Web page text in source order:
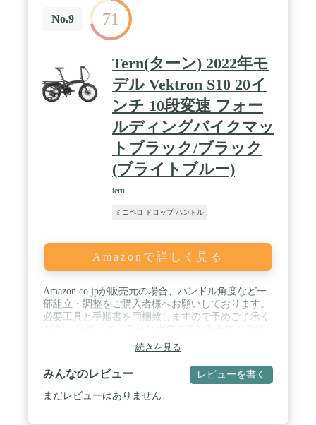
No.9 71
Tern(ターン) 2022年モ
デル Vektron S10 20イ
ンチ 10段変速 フォー
ルディングバイクマッ
トブラック/ブラック
(ブライトブルー)
tern
ミニベロ ドロップ ハンドル
Amazonで詳しく見る
Amazon.co.jpが販売元の場合、ハンドル角度など一
部組立・調整をご購入者様へお願いしております。
必要工具と手順書を同梱致しますので予めご了承く
合があります。●記載されている仕様はメーカーの
都合により予告なく変更されることがあります。 /
車体重量：22.1Kg / 適正身長：147 - 195cm / フォー
ルディングサイズ：W41ｘH86ｘD68cm
続きを見る
みんなのレビュー レビューを書く
まだレビューはありません